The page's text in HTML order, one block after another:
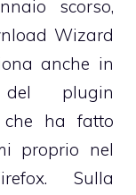
scorso,
Wizard
anche in
plugin
che ha fatto
proprio nel
Sulla